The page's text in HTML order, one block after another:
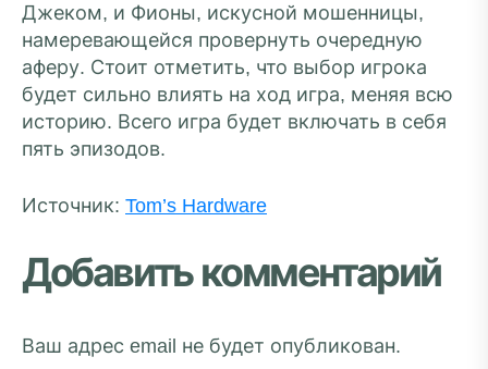
Джеком, и Фионы, искусной мошенницы,
намеревающейся провернуть очередную
аферу. Стоит отметить, что выбор игрока
будет сильно влиять на ход игра, меняя всю
историю. Всего игра будет включать в себя
пять эпизодов.
Источник: Tom’s Hardware
Добавить комментарий
Ваш адрес email не будет опубликован.